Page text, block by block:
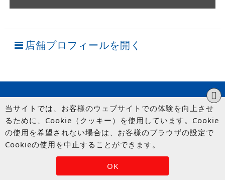
店舗プロフィールを開く
© UP GARAGE GROUP Co., Ltd.
OK
当サイトでは、お客様のウェブサイトでの体験を向上させ
るために、Cookie（クッキー）を使用しています。Cookie
の使用を希望されない場合は、お客様のブラウザの設定で
Cookieの使用を中止することができます。